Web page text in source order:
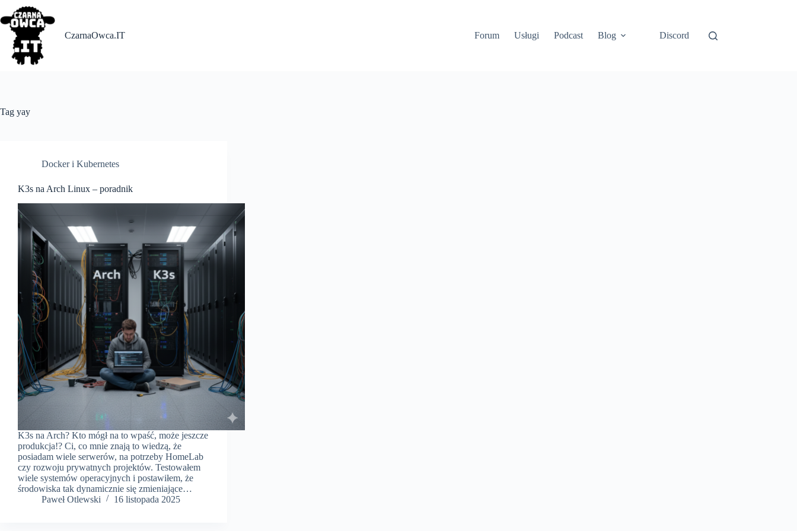
to
content
CzarnaOwca.IT
Forum Usługi Podcast Blog Discord
Tag yay
Docker i Kubernetes
K3s na Arch Linux – poradnik
K3s na Arch? Kto mógł na to wpaść, może jeszcze
produkcja!? Ci, co mnie znają to wiedzą, że
posiadam wiele serwerów, na potrzeby HomeLab
czy rozwoju prywatnych projektów. Testowałem
wiele systemów operacyjnych i postawiłem, że
środowiska tak dynamicznie się zmieniające…
Paweł Otlewski
16 listopada 2025